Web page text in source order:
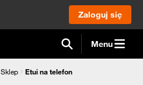
Zaloguj się
Menu
Sklep Etui na telefon